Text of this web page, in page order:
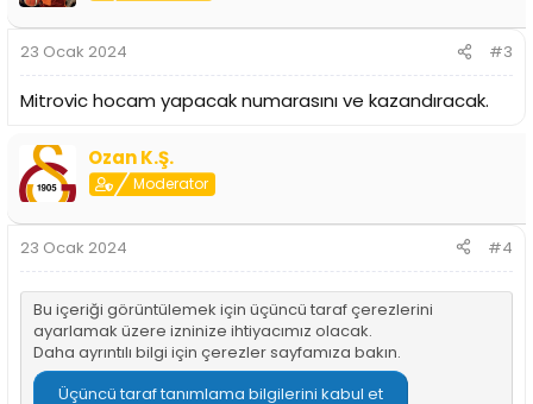
23 Ocak 2024 #3
Mitrovic hocam yapacak numarasını ve kazandıracak.
Ozan K.Ş.
Moderator
23 Ocak 2024 #4
Bu içeriği görüntülemek için üçüncü taraf çerezlerini
ayarlamak üzere izninize ihtiyacımız olacak.
Daha ayrıntılı bilgi için çerezler sayfamıza bakın.
Üçüncü taraf tanımlama bilgilerini kabul et